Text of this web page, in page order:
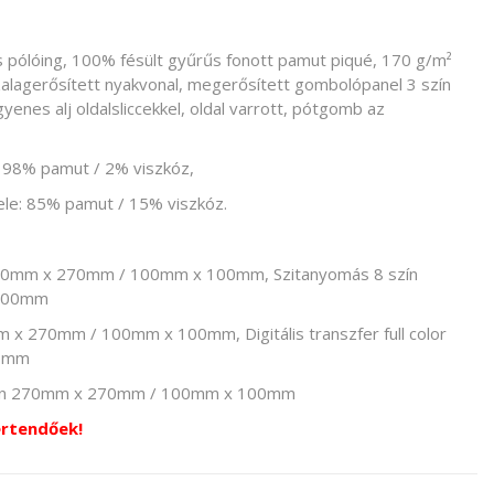
pólóing, 100% fésült gyűrűs fonott pamut piqué, 170 g/m²
nyakvonal, megerősített gombolópanel 3 szín
alj oldalsliccekkel, oldal varrott, pótgomb az
pamut / 2% viszkóz,
85% pamut / 15% viszkóz.
x 270mm / 100mm x 100mm, Szitanyomás 8 szín
x 270mm / 100mm x 100mm, Digitális transzfer full color
270mm x 270mm / 100mm x 100mm